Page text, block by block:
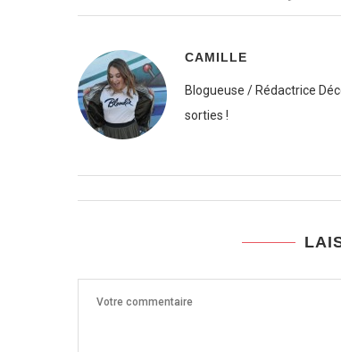
CAMILLE
Blogueuse / Rédactrice
sorties !